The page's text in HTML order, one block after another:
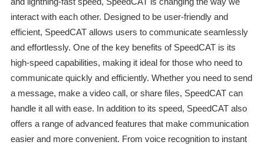
interact with each other. Designed to be user-friendly and
efficient, SpeedCAT allows users to communicate seamlessly
and effortlessly. One of the key benefits of SpeedCAT is its
high-speed capabilities, making it ideal for those who need to
communicate quickly and efficiently. Whether you need to send
a message, make a video call, or share files, SpeedCAT can
handle it all with ease. In addition to its speed, SpeedCAT also
offers a range of advanced features that make communication
easier and more convenient. From voice recognition to instant